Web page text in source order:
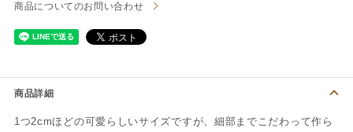
商品についてのお問い合わせ
商品詳細
1つ2cmほどの可愛らしいサイズですが、細部までこだわって作ら